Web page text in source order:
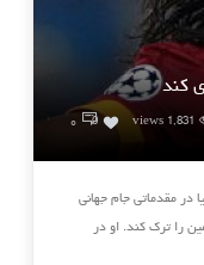
کند
1,831 views
0 ۰
در مقدماتی جام جهانی
زمین را ترک کند.‏ او در